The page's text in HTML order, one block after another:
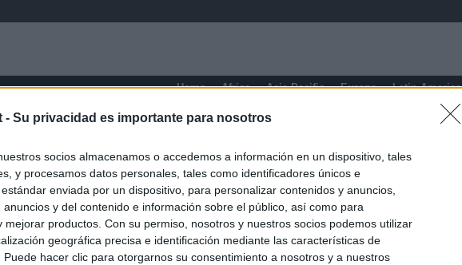
- Su privacidad es importante para nosotros
socios almacenamos o accedemos a información en un dispositivo, tales
y procesamos datos personales, tales como identificadores únicos e
enviada por un dispositivo, para personalizar contenidos y anuncios,
anuncios y del contenido e información sobre el público, así como para
mejorar productos. Con su permiso, nosotros y nuestros socios podemos utilizar
geográfica precisa e identificación mediante las características de
Puede hacer clic para otorgarnos su consentimiento a nosotros y a nuestros
Home Africa Asia-Pacific Europe Latin America
Quebec